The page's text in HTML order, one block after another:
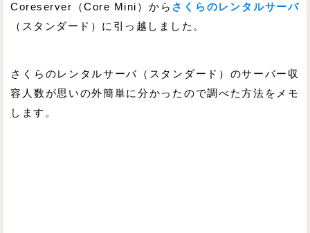
Coreserver（Core Mini）から さくらのレンタルサーバ
（スタンダード）に引っ越しました。
さくらのレンタルサーバ（スタンダード）のサーバー収
容人数が思いの外簡単に分かったので調べた方法をメモ
します。